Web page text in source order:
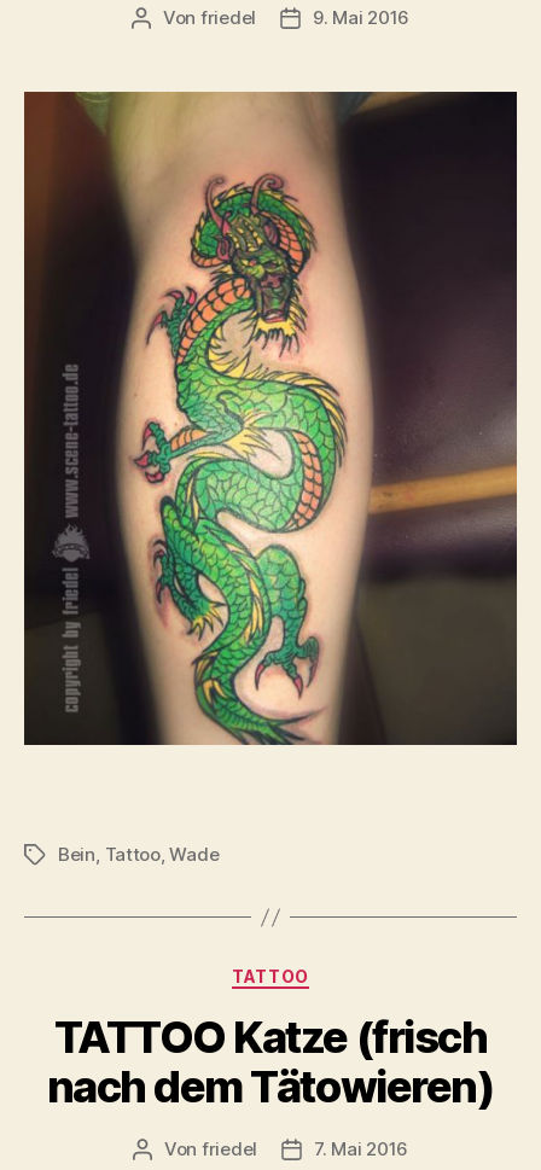
Beitragsautor
Von friedel Veröffentlichungsdatum
9. Mai 2016
Schlagwörter
Bein, Tattoo,Wade
Kategorien
TATTOO
TATTOO Katze (frisch
nach dem Tätowieren)
Beitragsautor
Von friedel Veröffentlichungsdatum
7. Mai 2016